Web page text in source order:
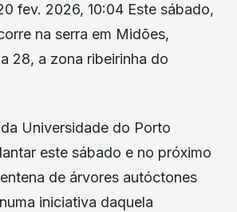
fev. 2026, 10:04 Este sábado,
na serra em Midões,
28, a zona ribeirinha do
Universidade do Porto
este sábado e no próximo
de árvores autóctones
iniciativa daquela